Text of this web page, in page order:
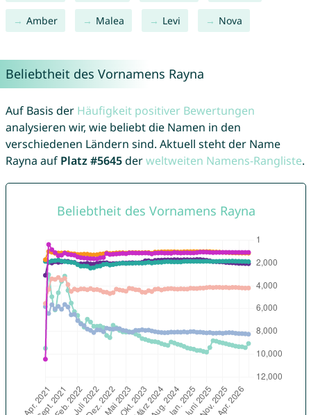
Amber Malea Levi Nova
Beliebtheit des Vornamens Rayna
Auf Basis der Häufigkeit positiver Bewertungen
analysieren wir, wie beliebt die Namen in den
verschiedenen Ländern sind. Aktuell steht der Name
Rayna auf Platz #5645derweltweiten Namens-Rangliste.